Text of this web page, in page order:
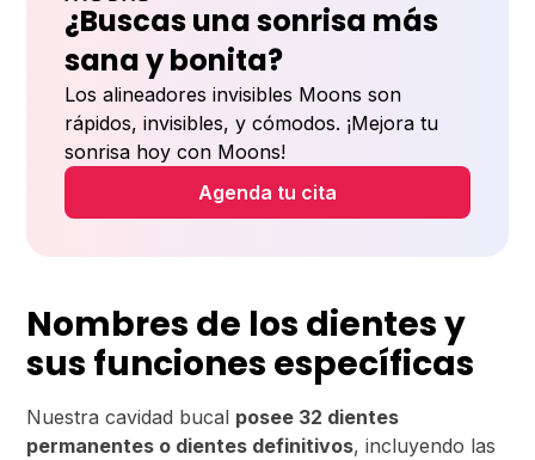
¿Buscas una sonrisa más
sana y bonita?
Los alineadores invisibles Moons son
rápidos, invisibles, y cómodos. ¡Mejora tu
sonrisa hoy con Moons!
Agenda tu cita
Nombres de los dientes y
sus funciones específicas
Nuestra cavidad bucal posee 32 dientes
permanentes o dientes definitivos, incluyendo las